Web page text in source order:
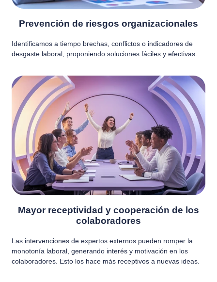
Prevención de riesgos organizacionales
Identificamos a tiempo brechas, conflictos o indicadores de
desgaste laboral, proponiendo soluciones fáciles y efectivas.
Mayor receptividad y cooperación de los
colaboradores
Las intervenciones de expertos externos pueden romper la
monotonía laboral, generando interés y motivación en los
colaboradores. Esto los hace más receptivos a nuevas ideas.